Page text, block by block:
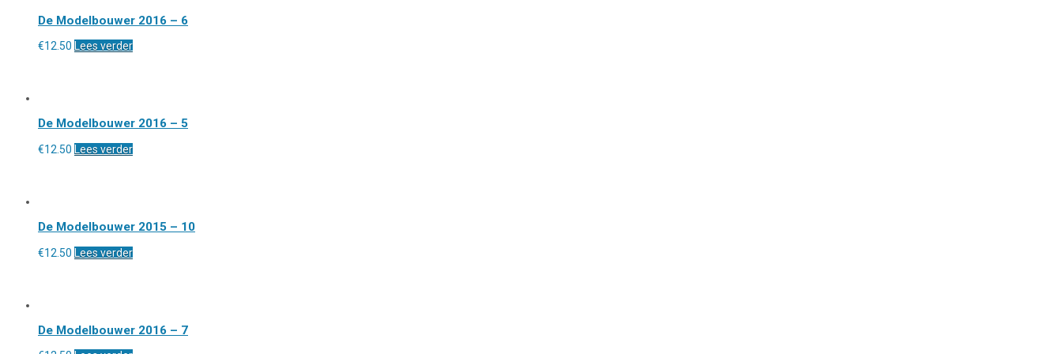
De Modelbouwer 2016 – 6
€12.50 Lees verder
De Modelbouwer 2016 – 5
€12.50 Lees verder
De Modelbouwer 2015 – 10
€12.50 Lees verder
De Modelbouwer 2016 – 7